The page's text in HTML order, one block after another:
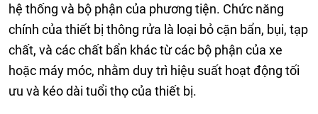
hệ thống và bộ phận của phương tiện. Chức năng
chính của thiết bị thông rửa là loại bỏ cặn bẩn, bụi, tạp
chất, và các chất bẩn khác từ các bộ phận của xe
hoặc máy móc, nhằm duy trì hiệu suất hoạt động tối
ưu và kéo dài tuổi thọ của thiết bị.